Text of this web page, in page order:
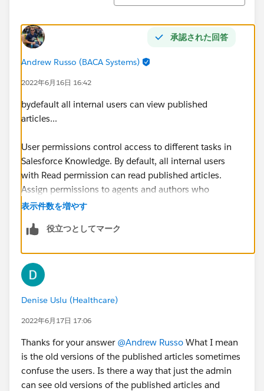
承認された回答
Andrew Russo (BACA Systems)
2022年6月16日 16:42
bydefault all internal users can view published
articles...
User permissions control access to different tasks in
Salesforce Knowledge. By default, all internal users
with Read permission can read published articles.
Assign permissions to agents and authors who
publish, archive, delete, and manage articles.
https://help.salesforce.com/s/articleView?
表示件数を増やす
役立つとしてマーク
Denise Uslu (Healthcare)
2022年6月17日 17:06
Thanks for your answer @Andrew Russo What I mean
is the old versions of the published articles sometimes
confuse the users. Is there a way that just the admin
can see old versions of the published articles and